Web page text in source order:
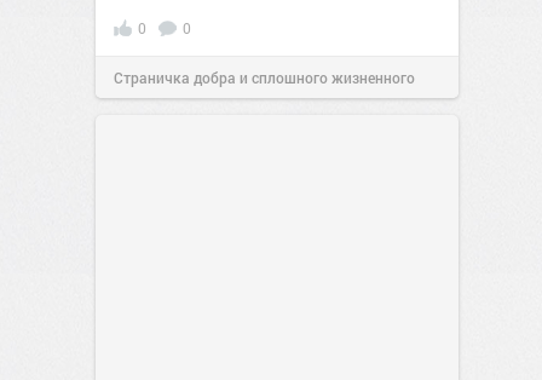
0 0
Страничка добра и сплошного жизненного